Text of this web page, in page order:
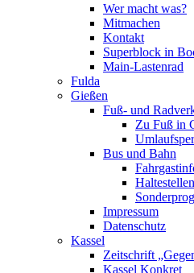
Wer macht was?
Mitmachen
Kontakt
Superblock in
Main-Lastenrad
Fulda
Gießen
Fuß- und
Zu Fuß in
Bus und Bahn
Impressum
Datenschutz
Kassel
Zeitschrift
Kassel Konkret